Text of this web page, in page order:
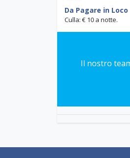
Da Pagare in Loco
Culla: € 10 a notte.
Il nostro